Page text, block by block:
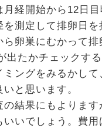
月経開始から12日
測定して排卵日を
ら卵巣にむかって排
出たかチェックす
ミングをみるかして
と思います。
の結果にもよりま
いいでしょう。費